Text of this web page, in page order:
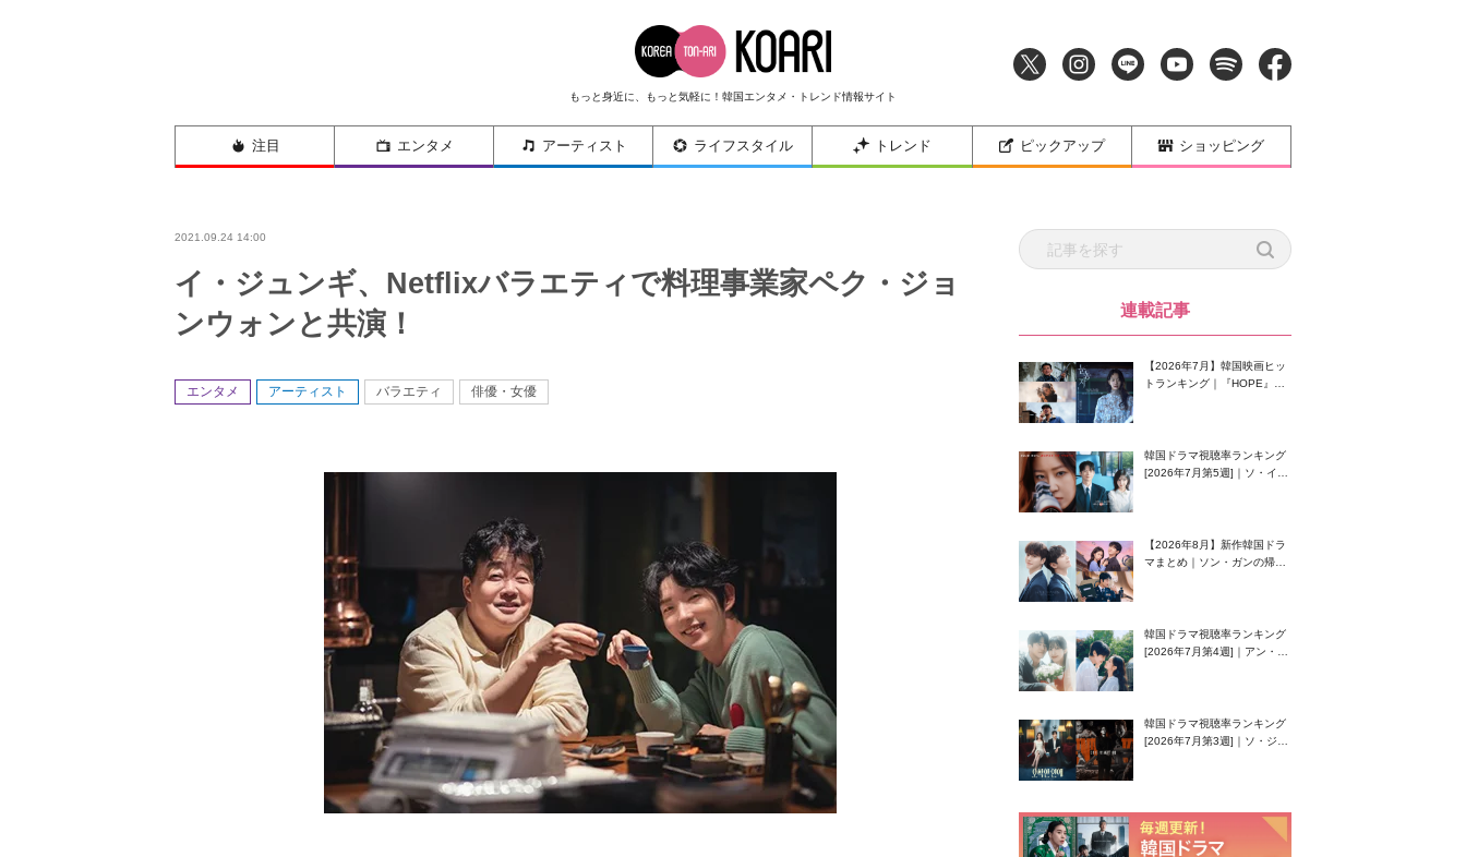
もっと身近に、もっと気軽に！韓国エンタメ・トレンド情報サイト
注目 エンタメ アーティスト ライフスタイル トレンド ピックアップ ショッピング
2021.09.24 14:00
イ・ジュンギ、Netflixバラエティで料理事業家ペク・ジョ
ンウォンと共演！
エンタメ アーティスト バラエティ 俳優・女優
連載記事
【2026年7月】韓国映画ヒッ
トランキング｜『HOPE』が
韓国ドラマ視聴率ランキング
[2026年7月第5週]｜ソ・イン
【2026年8月】新作韓国ドラ
マまとめ｜ソン・ガンの帰
韓国ドラマ視聴率ランキング
[2026年7月第4週]｜アン・ヒ
韓国ドラマ視聴率ランキング
[2026年7月第3週]｜ソ・ジソ